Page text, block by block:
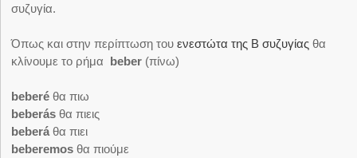
συζυγία.
Όπως και στην περίπτωση τουενεστώτα της Β συζυγίας θα
κλίνουμε το ρήμα beber (πίνω)
beberé θα πιω
beberás θα πιεις
beberá θα πιει
beberemos θα πιούμε